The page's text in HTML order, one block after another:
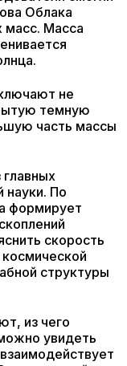
Облака
масс. Масса
не
темную
часть массы
По
формирует
скорость
структуры
из чего
увидеть